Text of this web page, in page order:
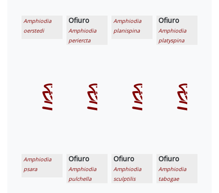
Amphiodia
oerstedi
Ofiuro
Amphiodia
periercta
Amphiodia
planispina
Ofiuro
Amphiodia
platyspina
Amphiodia
psara
Ofiuro
Amphiodia
pulchella
Ofiuro
Amphiodia
sculptilis
Ofiuro
Amphiodia
tabogae